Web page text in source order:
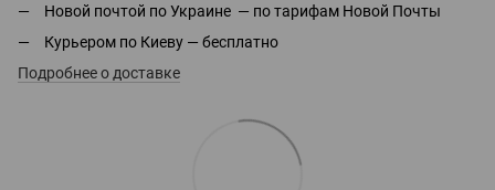
Новой почтой по Украине — по тарифам Новой Почты
Курьером по Киеву — бесплатно
Подробнее о доставке